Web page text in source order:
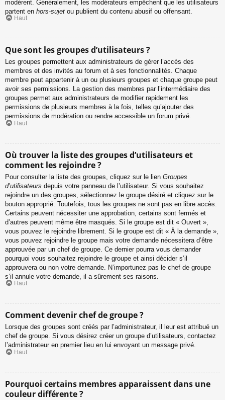
modèrent. Généralement, les modérateurs empêchent que les utilisateurs
partent en hors-sujet ou publient du contenu abusif ou offensant.
Haut
Que sont les groupes d’utilisateurs ?
Les groupes permettent aux administrateurs de gérer l’accès des
membres et des invités au forum et à ses fonctionnalités. Chaque
membre peut appartenir à un ou plusieurs groupes et chaque groupe peut
avoir ses permissions. La gestion des membres par l’intermédiaire des
groupes permet aux administrateurs de modifier rapidement les
permissions de plusieurs membres à la fois, telles qu’ajouter des
permissions de modération ou rendre accessible un forum privé.
Haut
Où trouver la liste des groupes d’utilisateurs et
comment les rejoindre ?
Pour consulter la liste des groupes, cliquez sur le lien Groupes
d’utilisateurs depuis votre panneau de l’utilisateur. Si vous souhaitez
rejoindre un des groupes, sélectionnez le groupe désiré et cliquez sur le
bouton approprié. Toutefois, tous les groupes ne sont pas en libre accès.
Certains peuvent nécessiter une approbation, certains sont fermés et
d’autres peuvent même être masqués. Si le groupe est dit « Ouvert »,
vous pouvez le rejoindre librement. Si le groupe est dit « À la demande »,
vous pouvez rejoindre le groupe mais votre demande nécessitera d’être
approuvée par un chef de groupe. Ce dernier pourra vous demander
pourquoi vous souhaitez rejoindre le groupe et ainsi décider s’il
approuvera ou non votre demande. N’importunez pas le chef de groupe
s’il annule votre demande, il a sûrement ses raisons.
Haut
Comment devenir chef de groupe ?
Lorsque des groupes sont créés par l’administrateur, il leur est attribué un
chef de groupe. Si vous désirez créer un groupe d’utilisateurs, contactez
l’administrateur en premier lieu en lui envoyant un message privé.
Haut
Pourquoi certains membres apparaissent dans une
couleur différente ?